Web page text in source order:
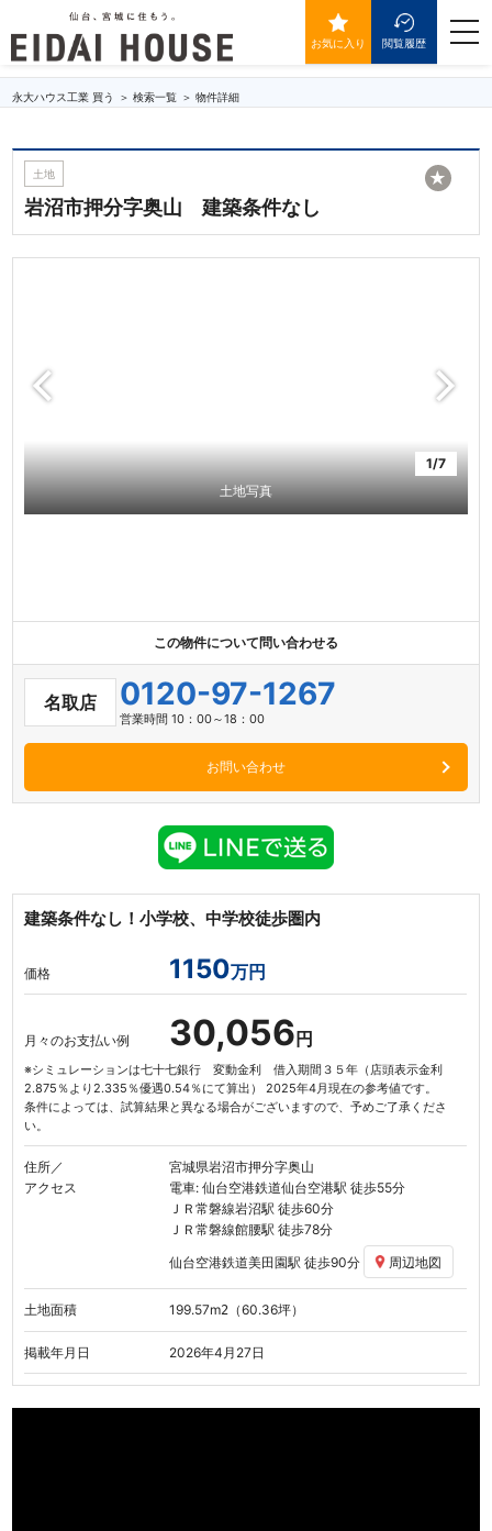
お気に入り 閲覧履歴
永大ハウス工業 買う 検索一覧 物件詳細
土地
岩沼市押分字奥山 建築条件なし
★
土地写真
1/7
この物件について問い合わせる
名取店 0120-97-1267
営業時間 10：00～18：00
お問い合わせ
建築条件なし！小学校、中学校徒歩圏内
価格 1150万円
月々のお支払い例 30,056 円
※シミュレーションは七十七銀行 変動金利 借入期間３５年（店頭表示金利
2.875％より2.335％優遇0.54％にて算出） 2025年4月現在の参考値です。
条件によっては、試算結果と異なる場合がございますので、予めご了承くださ
い。
住所／
アクセス
宮城県岩沼市押分字奥山
電車: 仙台空港鉄道仙台空港駅 徒歩55分
ＪＲ常磐線岩沼駅 徒歩60分
ＪＲ常磐線館腰駅 徒歩78分
仙台空港鉄道美田園駅 徒歩90分 周辺地図
土地面積 199.57m2 （60.36坪）
掲載年月日 2026年4月27日